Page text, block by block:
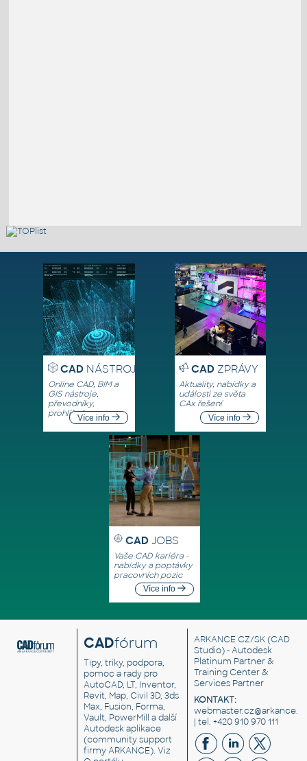
CADNÁSTROJE
Online CAD, BIM a
GIS nástroje,
převodníky,
prohlížečeVíce info
CADZPRÁVY
Aktuality, nabídky a
události ze světa
CAx řešení
Více info
CAD JOBS
Vaše CAD kariéra -
nabídky a poptávky
pracovních pozic
Více info
CADfórum
Tipy, triky, podpora,
pomoc a rady pro
AutoCAD, LT, Inventor,
Revit, Map, Civil 3D, 3ds
Max, Fusion, Forma,
Vault, PowerMill a další
Autodesk aplikace
(community support
firmy ARKANCE). Viz
ARKANCE CZ/SK(CAD
Studio) - Autodesk
Platinum Partner &
Training Center &
Services Partner
KONTAKT:
| tel. +420 910 970 111